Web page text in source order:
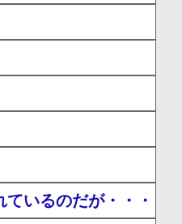
いるのだが・・・